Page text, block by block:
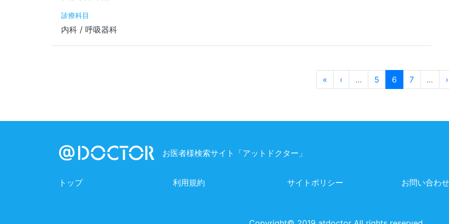
診療科目
内科 / 呼吸器科
« ‹ … 5 6 7 … ›
お医者様検索サイト「アットドクター」
トップ 利用規約 サイトポリシー お問い合わせ